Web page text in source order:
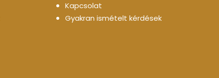
Kapcsolat
Gyakran ismételt kérdések